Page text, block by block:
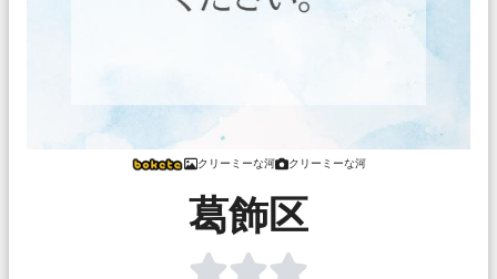
クリーミーな河 クリーミーな河
葛飾区